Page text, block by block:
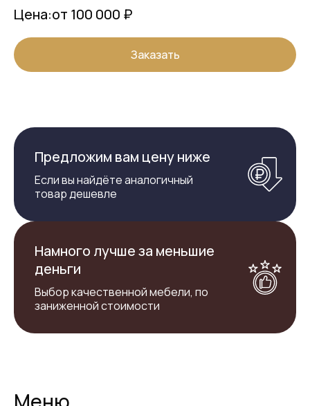
Цена:от 100 000 ₽
Заказать
Предложим вам цену ниже
Если вы найдёте аналогичный
товар дешевле
Намного лучше за меньшие
деньги
Выбор качественной мебели, по
заниженной стоимости